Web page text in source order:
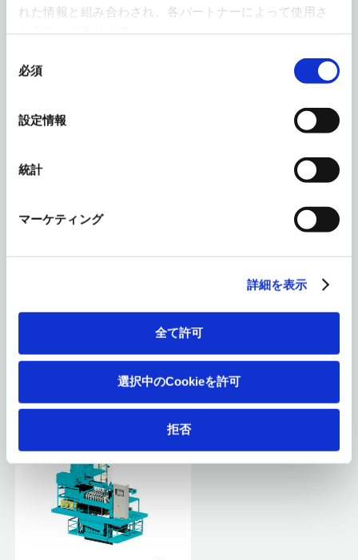
れた情報と組み合わされ、各パートナーによって使用さ
必須
設定情報
統計
マーケティング
詳細を表示
全て許可
選択中のCookieを許可
拒否
操作盤